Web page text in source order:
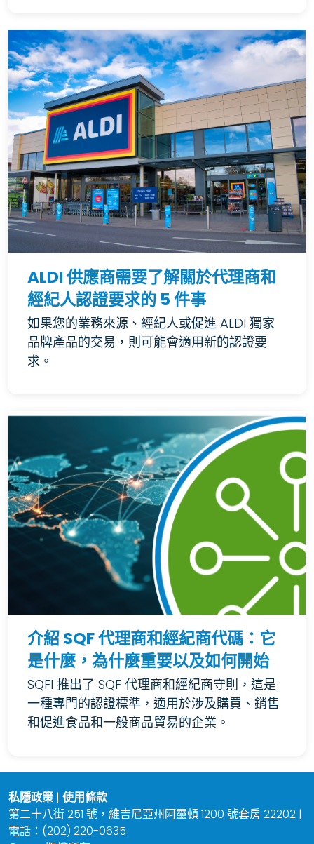
ALDI 供應商需要了解關於代理商和
經紀人認證要求的 5 件事
如果您的業務來源、經紀人或促進 ALDI 獨家
品牌產品的交易，則可能會適用新的認證要
求。
介紹 SQF 代理商和經紀商代碼：它
是什麼，為什麼重要以及如何開始
SQFI 推出了 SQF 代理商和經紀商守則，這是
一種專門的認證標準，適用於涉及購買、銷售
和促進食品和一般商品貿易的企業。
私隱政策| 使用條款
第二十八街 251 號，維吉尼亞州阿靈頓 1200 號套房 22202 |
電話：(202) 220-0635